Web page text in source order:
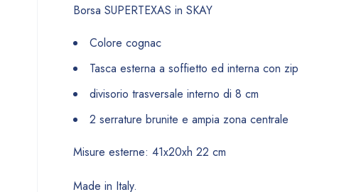
Borsa SUPERTEXAS in SKAY
Colore cognac
Tasca esterna a soffietto ed interna con zip
divisorio trasversale interno di 8 cm
2 serrature brunite e ampia zona centrale
Misure esterne: 41x20xh 22 cm
Made in Italy.